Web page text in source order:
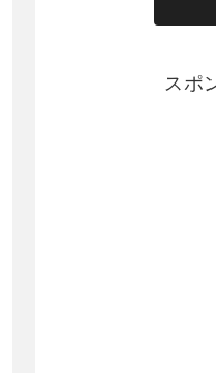
スポ